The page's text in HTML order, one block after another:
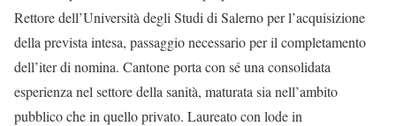
Rettore dell’Università degli Studi di Salerno per l’acquisizione
della prevista intesa, passaggio necessario per il completamento
dell’iter di nomina. Cantone porta con sé una consolidata
esperienza nel settore della sanità, maturata sia nell’ambito
pubblico che in quello privato. Laureato con lode in